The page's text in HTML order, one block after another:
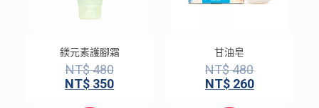
鎂元素護腳霜
NT$480
NT$ 350
甘油皂
NT$480
NT$260